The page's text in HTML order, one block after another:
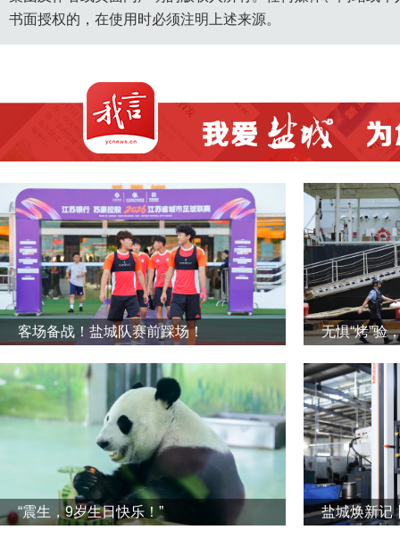
书面授权的，在使用时必须注明上述来源。
客场备战！盐城队赛前踩场！ 无惧“烤”验
“震生，9岁生日快乐！”